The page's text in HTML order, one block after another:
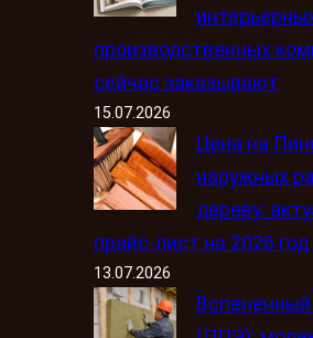
производственных
сейчас заказывают
15.07.2026
Цена на
наружных
дереву:
прайс-лист на 2026 год
13.07.2026